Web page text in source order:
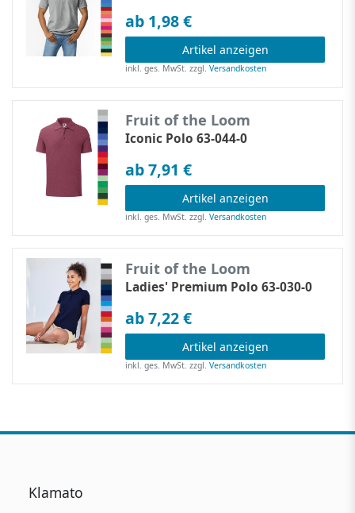
ab 1,98 €
Artikel anzeigen
inkl. ges. MwSt. zzgl.Versandkosten
Fruit of the Loom
Iconic Polo 63-044-0
ab 7,91 €
Artikel anzeigen
inkl. ges. MwSt. zzgl.Versandkosten
Fruit of the Loom
Ladies' Premium Polo 63-030-0
ab 7,22 €
Artikel anzeigen
inkl. ges. MwSt. zzgl.Versandkosten
Klamato